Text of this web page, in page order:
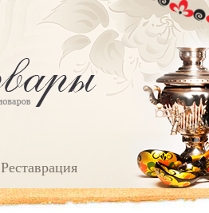
Реставрация